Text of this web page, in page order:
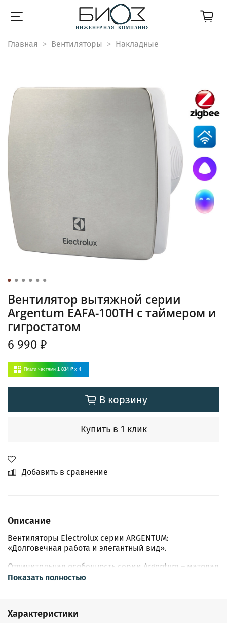
Главная Вентиляторы Накладные
Вентилятор вытяжной серии
Argentum EAFA-100TH с таймером и
гигростатом
6 990 ₽
Плати частями 1 834 ₽ x 4
В корзину
Купить в 1 клик
Добавить в сравнение
Описание
Вентиляторы Electrolux серии ARGENTUM:
«Долговечная работа и элегантный вид».
Отличительная особенность серии Argentum – матовая
передняя панель из нержавеющей стали, благодаря
поверхности. Идеально подходит для кухни.
Показать полностью
Характеристики